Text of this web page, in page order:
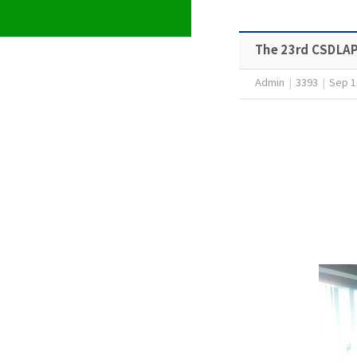
The 23rd
Admin 3393 Sep